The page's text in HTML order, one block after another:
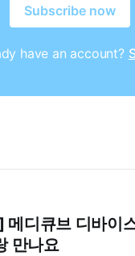
Subscribe now
have an account?
메디큐브 디바이
만나요